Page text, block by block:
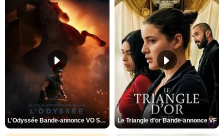
L'Odyssée Bande-annonce VO STFR Le Triangle d'or Bande-annonce VF